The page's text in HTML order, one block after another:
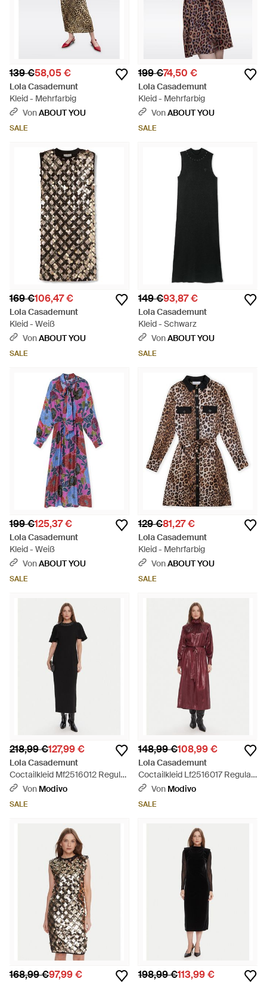
139 €58,05 €
Lola Casademunt
Kleid - Mehrfarbig
VonABOUT YOU
SALE
199 €74,50 €
Lola Casademunt
Kleid - Mehrfarbig
VonABOUT YOU
SALE
169 €106,47 €
Lola Casademunt
Kleid - Weiß
VonABOUT YOU
SALE
149 €93,87 €
Lola Casademunt
Kleid - Schwarz
VonABOUT YOU
SALE
199 €125,37 €
Lola Casademunt
Kleid - Weiß
VonABOUT YOU
SALE
129 €81,27 €
Lola Casademunt
Kleid - Mehrfarbig
VonABOUT YOU
SALE
218,99 €127,99 €
Lola Casademunt
Coctailkleid Mf2516012 Regular
Fit - Schwarz
Von Modivo
SALE
148,99 €108,99 €
Lola Casademunt
Coctailkleid Lf2516017 Regular
Fit - Rot
Von Modivo
SALE
168,99 €97,99 € 198,99 €113,99 €